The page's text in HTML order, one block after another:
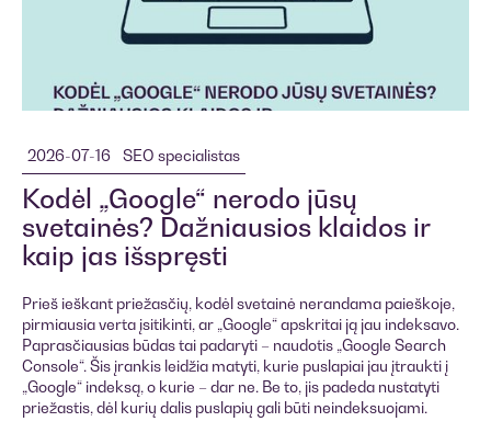
2026-07-16 SEO specialistas
Kodėl „Google“ nerodo jūsų
svetainės? Dažniausios klaidos ir
kaip jas išspręsti
Prieš ieškant priežasčių, kodėl svetainė nerandama paieškoje,
pirmiausia verta įsitikinti, ar „Google“ apskritai ją jau indeksavo.
Paprasčiausias būdas tai padaryti – naudotis „Google Search
Console“. Šis įrankis leidžia matyti, kurie puslapiai jau įtraukti į
„Google“ indeksą, o kurie – dar ne. Be to, jis padeda nustatyti
priežastis, dėl kurių dalis puslapių gali būti neindeksuojami.